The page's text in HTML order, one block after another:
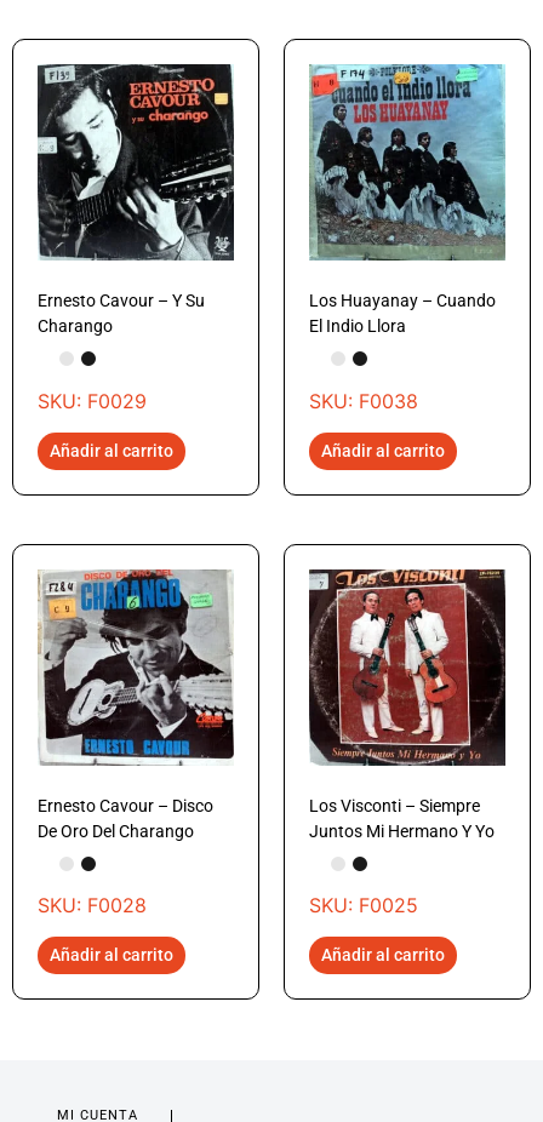
Ernesto Cavour – Y Su
Charango
SKU: F0029
Añadir al carrito
Los Huayanay – Cuando
El Indio Llora
SKU: F0038
Añadir al carrito
Ernesto Cavour – Disco
De Oro Del Charango
SKU: F0028
Añadir al carrito
Los Visconti – Siempre
Juntos Mi Hermano Y Yo
SKU: F0025
Añadir al carrito
MI CUENTA